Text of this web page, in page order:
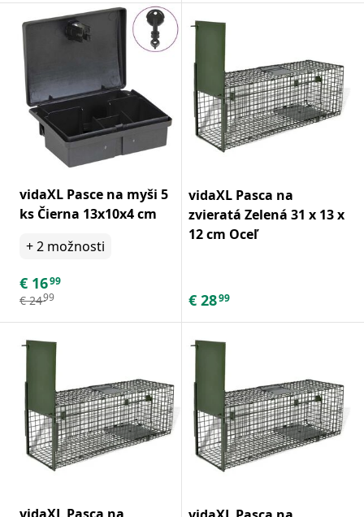
vidaXL Pasce na myši 5
ks Čierna 13x10x4 cm
+2 možnosti
€ 1699
€ 2499
vidaXL Pasca na
zvieratá Zelená 31 x 13 x
12 cm Oceľ
€ 2899